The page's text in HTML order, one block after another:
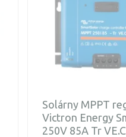
Solárny MPPT
Victron Energy
250V 85A Tr